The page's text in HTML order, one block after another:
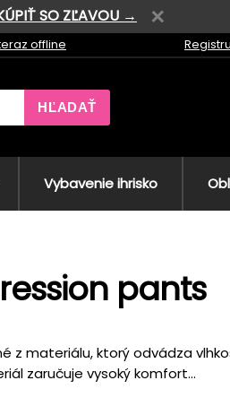
SO ZĽAVOU →
offline
HĽADAŤ
Vybavenie ihrisko
pants
z materiálu, ktorý odvádza
zaručuje vysoký komfort...